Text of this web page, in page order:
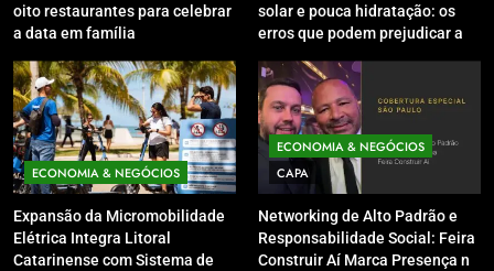
oito restaurantes para celebrar
a data em família
solar e pouca hidratação: os
erros que podem prejudicar a
inverno
ECONOMIA & NEGÓCIOS
Expansão da Micromobilidade
Elétrica Integra Litoral
Catarinense com Sistema de
ECONOMIA & NEGÓCIOS
CAPA
Networking de Alto Padrão e
Responsabilidade Social: Feira
Construir Aí Marca Presença no